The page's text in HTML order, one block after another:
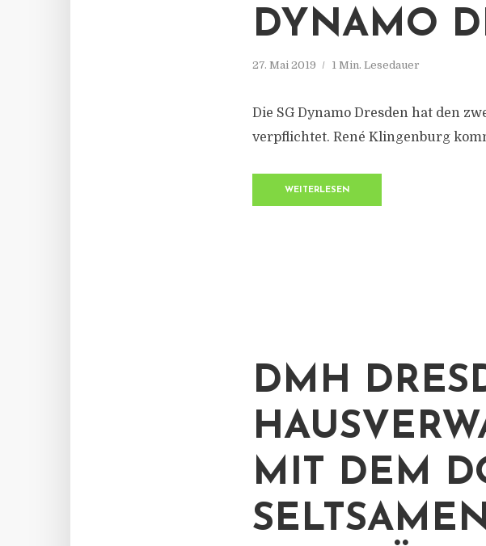
DYNAMO
27. Mai 2019 1 Min. Lesedauer
Die SG Dynamo Dresden hat den
verpflichtet. René Klingenburg
WEITERLESEN
DMH
MIT DEM